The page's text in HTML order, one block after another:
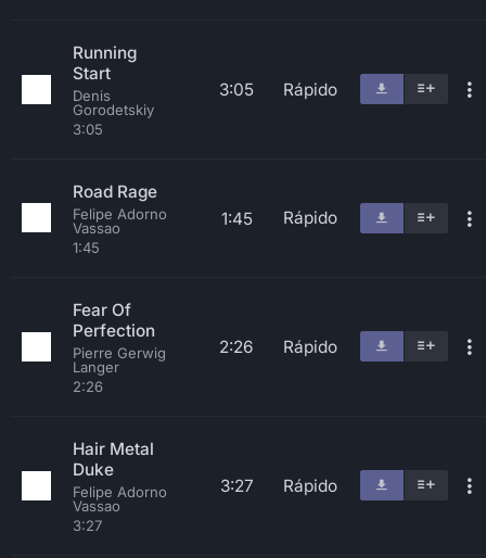
Running
Start
Denis
Gorodetskiy
3:05
3:05 Rápido
Road Rage
Felipe Adorno
Vassao
1:45
1:45 Rápido
Fear Of
Perfection
Pierre Gerwig
Langer
2:26
2:26 Rápido
Hair Metal
Duke
Felipe Adorno
Vassao
3:27
3:27 Rápido